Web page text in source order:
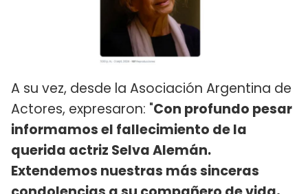
A su vez, desde la Asociación Argentina de
Actores, expresaron: "Con profundo pesar
informamos el fallecimiento de la
querida actriz Selva Alemán.
Extendemos nuestras más sinceras